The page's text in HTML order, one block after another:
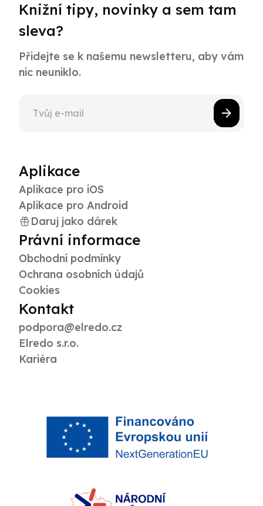
Knižní tipy, novinky a sem tam
sleva?
Přidejte se k našemu newsletteru, aby vám
nic neuniklo.
Aplikace
Aplikace pro iOS
Aplikace pro Android
Daruj jako dárek
Právní informace
Obchodní podmínky
Ochrana osobních údajů
Cookies
Kontakt
podpora@elredo.cz
Elredo s.r.o.
Kariéra